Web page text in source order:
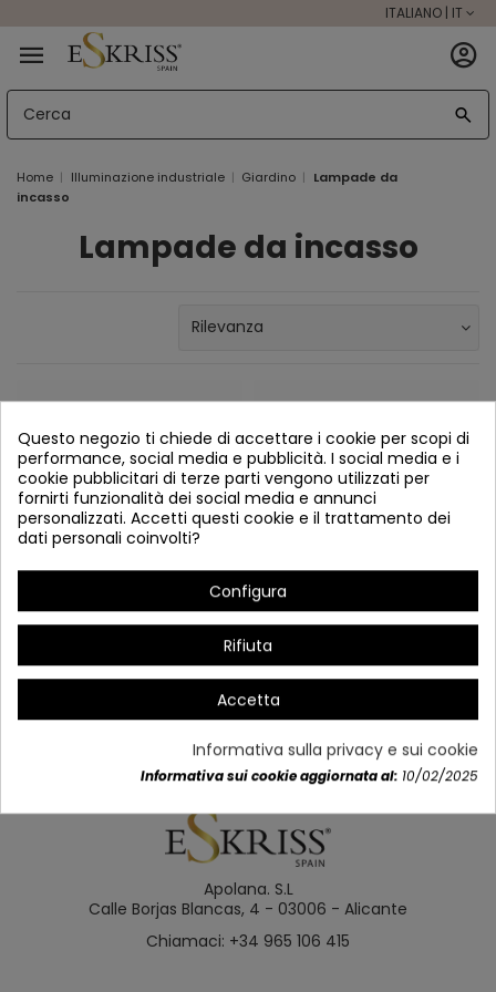
ITALIANO | IT
Home Illuminazione industriale Giardino
Lampade da
incasso
Lampade da incasso
COD.45800 INCASSO DA
ESTERNO 6W MODELLO ÉVORA
Disponibile
COD.45810 INCASSO DA
ESTERNO 1X60W MODELLO BEJA
Disponibile
Apolana. S.L
Calle Borjas Blancas, 4 - 03006 - Alicante
Chiamaci: +34 965 106 415
Questo negozio ti chiede di accettare i cookie per scopi di
performance, social media e pubblicità. I social media e i
cookie pubblicitari di terze parti vengono utilizzati per
fornirti funzionalità dei social media e annunci
personalizzati. Accetti questi cookie e il trattamento dei
dati personali coinvolti?
Configura
Rifiuta
Accetta
Informativa sulla privacy e sui cookie
Informativa sui cookie aggiornata al: 10/02/2025